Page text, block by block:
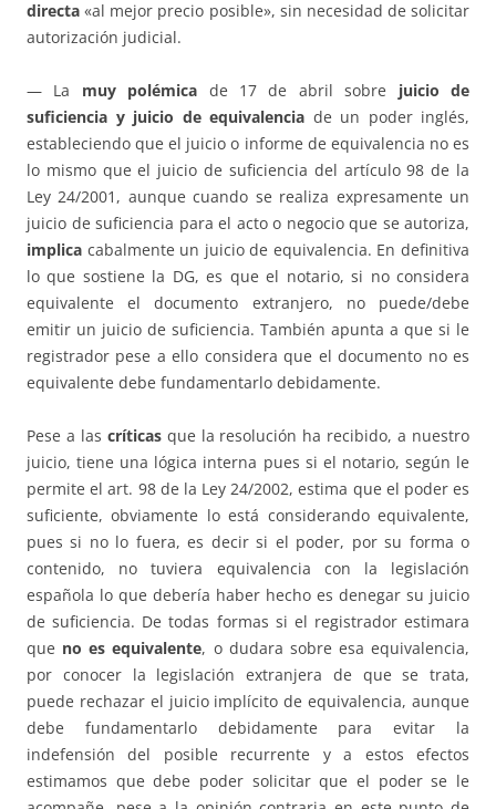
directa «al mejor precio posible», sin necesidad de solicitar
autorización judicial.
— La muy polémica de 17 de abril sobre juicio de
suficiencia y juicio de equivalencia de un poder inglés,
estableciendo que el juicio o informe de equivalencia no es
lo mismo que el juicio de suficiencia del artículo 98 de la
Ley 24/2001, aunque cuando se realiza expresamente un
juicio de suficiencia para el acto o negocio que se autoriza,
implica cabalmente un juicio de equivalencia. En definitiva
lo que sostiene la DG, es que el notario, si no considera
equivalente el documento extranjero, no puede/debe
emitir un juicio de suficiencia. También apunta a que si le
registrador pese a ello considera que el documento no es
equivalente debe fundamentarlo debidamente.
Pese a las críticasque la resolución ha recibido, a nuestro
juicio, tiene una lógica interna pues si el notario, según le
permite el art. 98 de la Ley 24/2002, estima que el poder es
suficiente, obviamente lo está considerando equivalente,
pues si no lo fuera, es decir si el poder, por su forma o
contenido, no tuviera equivalencia con la legislación
española lo que debería haber hecho es denegar su juicio
de suficiencia. De todas formas si el registrador estimara
que no es equivalente, o dudara sobre esa equivalencia,
por conocer la legislación extranjera de que se trata,
puede rechazar el juicio implícito de equivalencia, aunque
debe fundamentarlo debidamente para evitar la
indefensión del posible recurrente y a estos efectos
estimamos que debe poder solicitar que el poder se le